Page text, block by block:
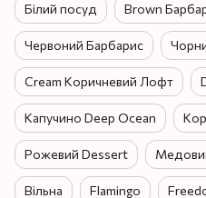
Білий посуд Brown
Червоний Барбарис
Cream Коричневий Лофт
Капучино Deep Ocean
Рожевий Dessert
Вільна Flamingo